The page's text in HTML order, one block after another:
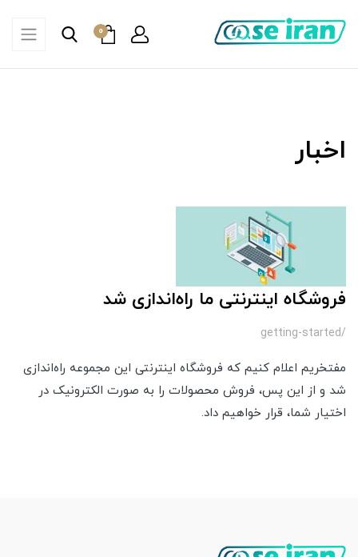
0
اخبار
فروشگاه اینترنتی ما راه‌اندازی شد
/getting-started
مفتخریم اعلام کنیم که فروشگاه اینترنتی این مجموعه راه‌اندازی
شد و از این پس، فروش محصولات را به صورت الکترونیک در
اختیار شما، قرار خواهیم داد.